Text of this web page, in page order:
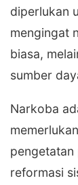
diperlukan
mengingat
biasa,
sumber
​Narkoba
pengetatan
reformasi